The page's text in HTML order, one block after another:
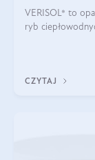
VERISOL® to
ryb ciepłowodnych. Składniki stymulują
CZYTAJ